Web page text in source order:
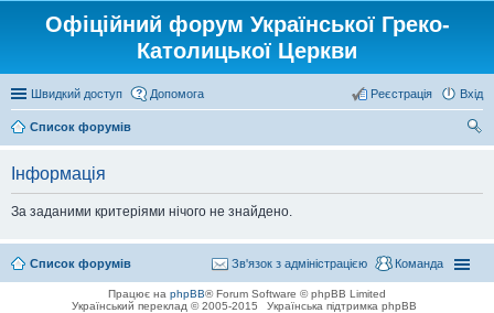
Офіційний форум Української Греко-
Католицької Церкви
Швидкий доступ Допомога Вхід
Реєстрація
Список форумів
Інформація
За заданими критеріями нічого не знайдено.
Список форумів Команда
Зв'язок з адміністрацією
Працює на phpBB® Forum Software © phpBB Limited
Український переклад © 2005-2015
Українська підтримка phpBB